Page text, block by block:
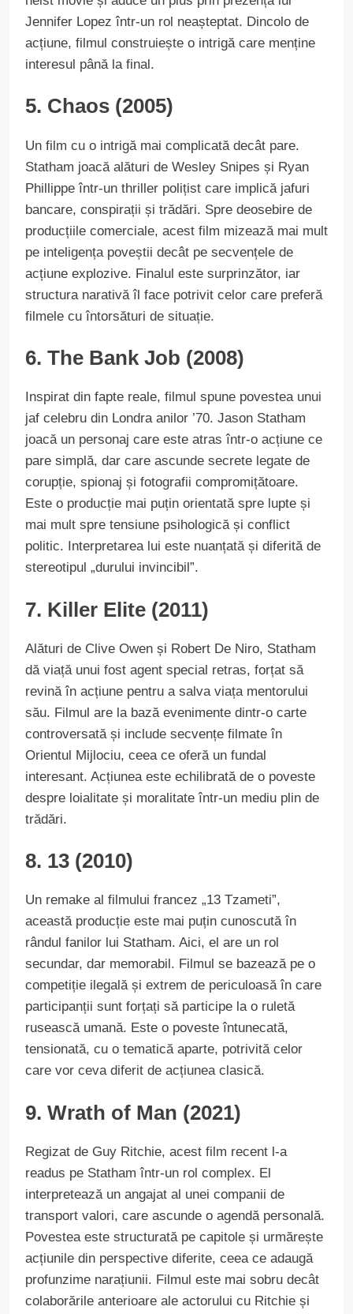
Jennifer Lopez într-un rol neașteptat. Dincolo de
acțiune, filmul construiește o intrigă care menține
interesul până la final.
5. Chaos (2005)
Un film cu o intrigă mai complicată decât pare.
Statham joacă alături de Wesley Snipes și Ryan
Phillippe într-un thriller polițist care implică jafuri
bancare, conspirații și trădări. Spre deosebire de
producțiile comerciale, acest film mizează mai mult
pe inteligența poveștii decât pe secvențele de
acțiune explozive. Finalul este surprinzător, iar
structura narativă îl face potrivit celor care preferă
filmele cu întorsături de situație.
6. The Bank Job (2008)
Inspirat din fapte reale, filmul spune povestea unui
jaf celebru din Londra anilor ’70. Jason Statham
joacă un personaj care este atras într-o acțiune ce
pare simplă, dar care ascunde secrete legate de
corupție, spionaj și fotografii compromițătoare.
Este o producție mai puțin orientată spre lupte și
mai mult spre tensiune psihologică și conflict
politic. Interpretarea lui este nuanțată și diferită de
stereotipul „durului invincibil”.
7. Killer Elite (2011)
Alături de Clive Owen și Robert De Niro, Statham
dă viață unui fost agent special retras, forțat să
revină în acțiune pentru a salva viața mentorului
său. Filmul are la bază evenimente dintr-o carte
controversată și include secvențe filmate în
Orientul Mijlociu, ceea ce oferă un fundal
interesant. Acțiunea este echilibrată de o poveste
despre loialitate și moralitate într-un mediu plin de
trădări.
8. 13 (2010)
Un remake al filmului francez „13 Tzameti”,
această producție este mai puțin cunoscută în
rândul fanilor lui Statham. Aici, el are un rol
secundar, dar memorabil. Filmul se bazează pe o
competiție ilegală și extrem de periculoasă în care
participanții sunt forțați să participe la o ruletă
rusească umană. Este o poveste întunecată,
tensionată, cu o tematică aparte, potrivită celor
care vor ceva diferit de acțiunea clasică.
9. Wrath of Man (2021)
Regizat de Guy Ritchie, acest film recent l-a
readus pe Statham într-un rol complex. El
interpretează un angajat al unei companii de
transport valori, care ascunde o agendă personală.
Povestea este structurată pe capitole și urmărește
acțiunile din perspective diferite, ceea ce adaugă
profunzime narațiunii. Filmul este mai sobru decât
colaborările anterioare ale actorului cu Ritchie și